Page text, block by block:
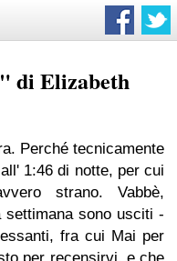
di Elizabeth
Perché tecnicamente
1:46 di notte, per cui
strano. Vabbè,
settimana sono usciti -
fra cui Mai per